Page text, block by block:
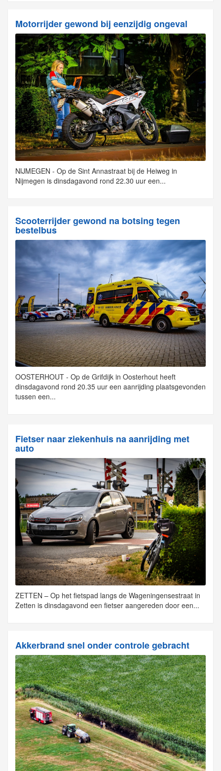
Motorrijder gewond bij eenzijdig ongeval
NIJMEGEN - Op de Sint Annastraat bij de Heiweg in
Nijmegen is dinsdagavond rond 22.30 uur een...
Scooterrijder gewond na botsing tegen
bestelbus
OOSTERHOUT - Op de Grifdijk in Oosterhout heeft
dinsdagavond rond 20.35 uur een aanrijding plaatsgevonden
tussen een...
Fietser naar ziekenhuis na aanrijding met
auto
ZETTEN – Op het fietspad langs de Wageningensestraat in
Zetten is dinsdagavond een fietser aangereden door een...
Akkerbrand snel onder controle gebracht